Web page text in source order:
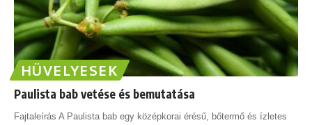
HÜVELYESEK
Paulista bab vetése és bemutatása
Fajtaleírás A Paulista bab egy középkorai érésű, bőtermő és ízletes